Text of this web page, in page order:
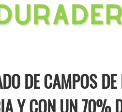
DE CAMPOS
Y CON UN 70%